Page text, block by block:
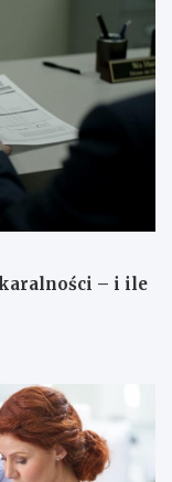
– i ile